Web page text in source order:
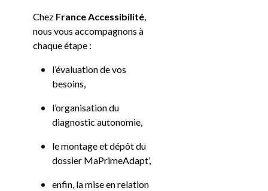
Chez France Accessibilité,
nous vous accompagnons à
chaque étape :
l’évaluation de vos
besoins,
l’organisation du
diagnostic autonomie,
le montage et dépôt du
dossier MaPrimeAdapt’,
enfin, la mise en relation